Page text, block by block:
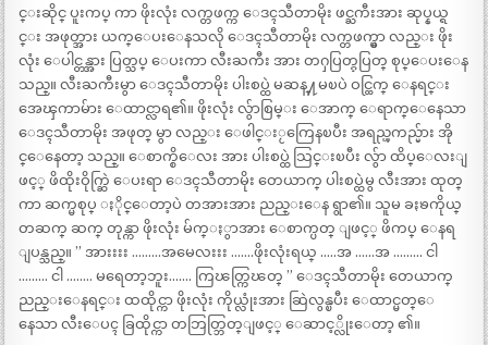
င္းဆိုင္ ပူးကပ္ ကာ ဖိုးလုံး လက္တဖက္က ေဒၚသီတာမိုး ဖင္ႀကီးအား ဆုပ္နယ္ရ
င္း အဖုတ္အား ယက္ေပးေနသလို ေဒၚသီတာမိုး လက္တဖက္မွာ လည္း ဖိုး
လုံး ေပါင္တန္အား ပြတ္သပ္ ေပးကာ လီးႀကီး အား တႁပြတ္ႁပြတ္ စုပ္ေပးေန
သည္။ လီးႀကီးမွာ ေဒၚသီတာမိုး ပါးစပ္ထဲ မဆန္႔မၿပဲ ဝင္ထြက္ ေနရင္း
အေၾကာမ်ား ေထာင္လာရ၏။ ဖိုးလုံး လွ်ာစြမ္း ေအာက္ ေရာက္ေနေသာ
ေဒၚသီတာမိုး အဖုတ္ မွာ လည္း ေဖါင္းႂကြေနၿပီး အရည္ၾကည္မ်ား အို
င္ေနေတာ့ သည္။ ေစာက္စိေလး အား ပါးစပ္ထဲ သြင္းၿပီး လွ်ာ ထိပ္ေလးျ
ဖင့္ ဖိထိုးဝိုက္ဆြဲ ေပးရာ ေဒၚသီတာမိုး တေယာက္ ပါးစပ္ထဲမွ လီးအား ထုတ္
ကာ ဆက္မစုပ္ ႏိုင္ေတာ့ပဲ တအားအား ညည္းေန ရွာ၏။ သူမ ခႏၶကိုယ္
တဆက္ ဆက္ တုန္ကာ ဖိုးလုံး မ်က္ႏွာအား ေစာက္ပတ္ ျဖင့္ ဖိကပ္ ေနရ
ျပန္သည္။ ” အားးးး ………အမေလးးး …….ဖိုးလုံးရယ္ …..အ ……အ ……… ငါ
……… ငါ …….. မရေတာ့ဘူး……. ကြၽတ္ကြၽတ္ ” ေဒၚသီတာမိုး တေယာက္
ညည္းေနရင္း ထထိုင္ကာ ဖိုးလုံး ကိုယ္လုံးအား ဆြဲလွန္ၿပီး ေထာင္မတ္ေ
နေသာ လီးေပၚ ခြထိုင္ကာ တဘြတ္ဘြတ္ျဖင့္ ေဆာင့္လိုးေတာ့ ၏။